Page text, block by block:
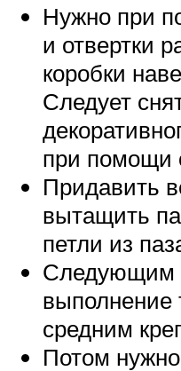
Нужно при
и отвертки
коробки
Следует
при помощи
Придавить
вытащить
петли из
Следующим
выполнение
средним
Потом